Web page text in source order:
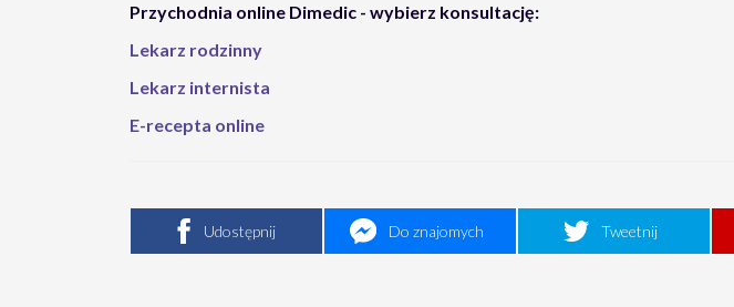
Przychodnia online Dimedic - wybierz konsultację:
Lekarz rodzinny
Lekarz internista
E-recepta online
Udostępnij Do znajomych Tweetnij